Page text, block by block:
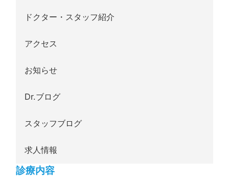
ドクター・スタッフ紹介
アクセス
お知らせ
Dr.ブログ
スタッフブログ
求人情報
診療内容